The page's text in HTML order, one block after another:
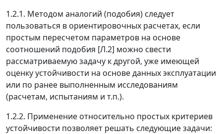
1.2.1. Методом аналогий (подобия) следует
пользоваться в ориентировочных расчетах, если
простым пересчетом параметров на основе
соотношений подобия [Л.2] можно свести
рассматриваемую задачу к другой, уже имеющей
оценку устойчивости на основе данных эксплуатации
или по ранее выполненным исследованиям
(расчетам, испытаниям и т.п.).
1.2.2. Применение относительно простых критериев
устойчивости позволяет решать следующие задачи: